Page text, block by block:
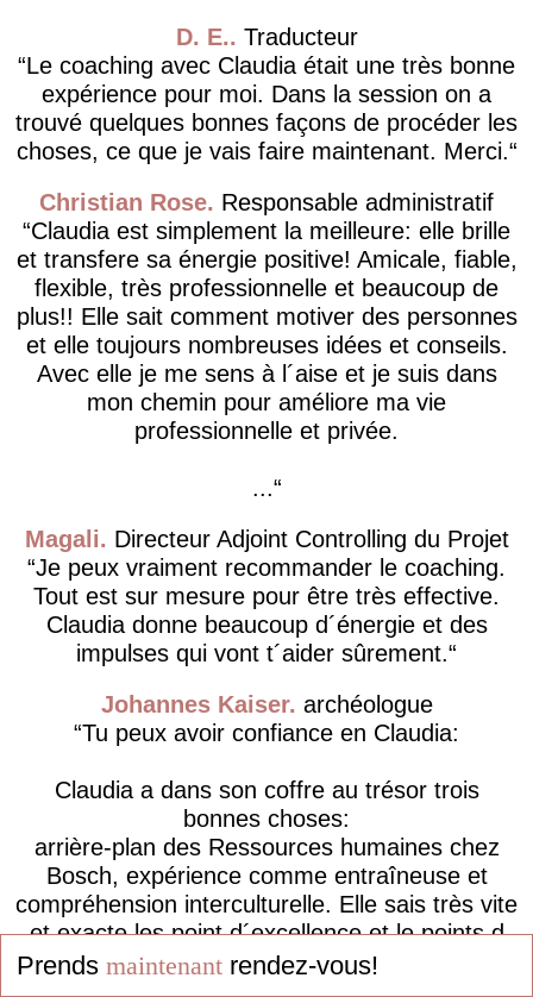
D. E. Traducteur
Le coaching avec Claudia était une très bonne
expérience pour moi. Dans la session on a
trouvé quelques bonnes façons de procéder les
choses, ce que je vais faire maintenant. Merci.
Christian Rose Responsable administratif
Claudia est simplement la meilleure: elle brille
et transfere sa énergie positive! Amicale, fiable,
flexible, très professionnelle et beaucoup de
plus!! Elle sait comment motiver des personnes
et elle toujours nombreuses idées et conseils.
Avec elle je me sens à l´aise et je suis dans
mon chemin pour améliore ma vie
professionnelle et privée.
...
Magali
Directeur Adjoint Controlling du Projet
Je peux vraiment recommander le coaching.
Tout est sur mesure pour être très effective.
Claudia donne beaucoup d´énergie et des
impulses qui vont t´aider sûrement.
Johannes Kaiser archéologue
Tu peux avoir confiance en Claudia:
Claudia a dans son coffre au trésor trois
bonnes choses:
arrière-plan des Ressources humaines chez
Bosch, expérience comme entraîneuse et
compréhension interculturelle. Elle sais très vite
et exacte les point d´excellence et le points d
´améliorations des clients et avec ces trois
bonnes choses elle le...
Prends maintenantrendez-vous!